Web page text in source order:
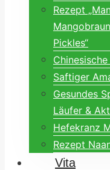
Rezept
Pickles“
Saftiger
Gesundes
Läufer &
Hefekranz
Rezept
Vita